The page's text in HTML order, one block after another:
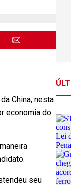
China, nesta
economia do
seu